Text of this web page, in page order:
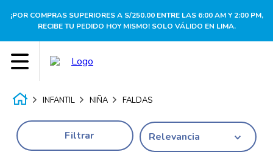
¡POR COMPRAS SUPERIORES A S/250.00 ENTRE LAS 6:00 AM Y 2:00 PM,
RECIBE TU PEDIDO HOY MISMO! SOLO VÁLIDO EN LIMA.
Relevancia
Filtrar
INFANTIL NIÑA FALDAS